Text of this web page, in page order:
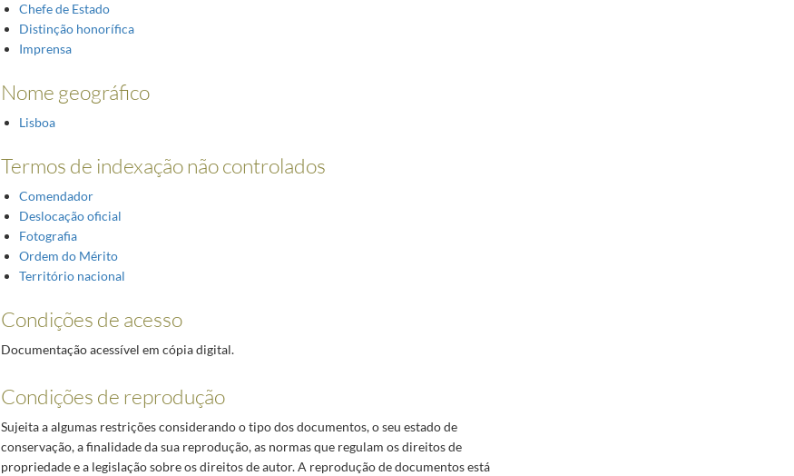
Chefe de Estado
Distinção honorífica
Imprensa
Nome geográfico
Lisboa
Termos de indexação não controlados
Comendador
Deslocação oficial
Fotografia
Ordem do Mérito
Território nacional
Condições de acesso
Documentação acessível em cópia digital.
Condições de reprodução
Sujeita a algumas restrições considerando o tipo dos documentos, o seu estado de
conservação, a finalidade da sua reprodução, as normas que regulam os direitos de
propriedade e a legislação sobre os direitos de autor. A reprodução de documentos está